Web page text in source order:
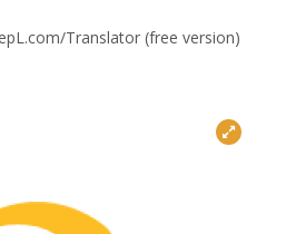
Translator (free version)